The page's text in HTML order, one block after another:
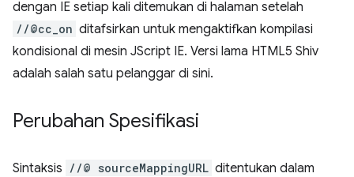
dengan IE setiap kali ditemukan di halaman setelah
//@cc_on ditafsirkan untuk mengaktifkan kompilasi
kondisional di mesin JScript IE. Versi lama HTML5 Shiv
adalah salah satu pelanggar di sini.
Perubahan Spesifikasi
Sintaksis //@ sourceMappingURL ditentukan dalam